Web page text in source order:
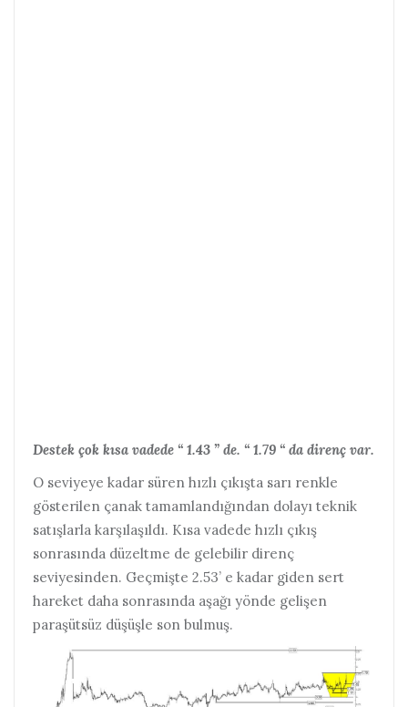
Destek çok kısa vadede “ 1.43 ” de. “ 1.79 “ da direnç var.
O seviyeye kadar süren hızlı çıkışta sarı renkle
gösterilen çanak tamamlandığından dolayı teknik
satışlarla karşılaşıldı. Kısa vadede hızlı çıkış
sonrasında düzeltme de gelebilir direnç
seviyesinden. Geçmişte 2.53’ e kadar giden sert
hareket daha sonrasında aşağı yönde gelişen
paraşütsüz düşüşle son bulmuş.